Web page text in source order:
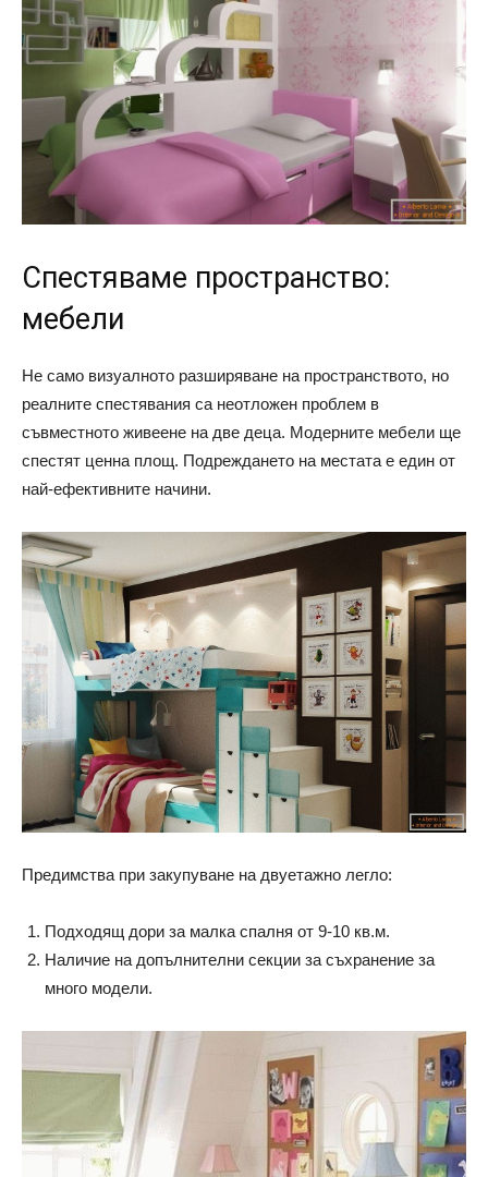
Спестяваме пространство:
мебели
Не само визуалното разширяване на пространството, но
реалните спестявания са неотложен проблем в
съвместното живеене на две деца. Модерните мебели ще
спестят ценна площ. Подреждането на местата е един от
най-ефективните начини.
Предимства при закупуване на двуетажно легло:
Подходящ дори за малка спалня от 9-10 кв.м.
Наличие на допълнителни секции за съхранение за
много модели.